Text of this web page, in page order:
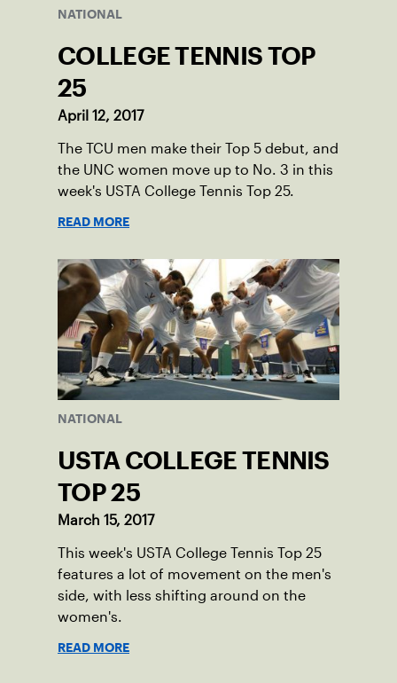
NATIONAL
COLLEGE TENNIS TOP
25
April 12, 2017
The TCU men make their Top 5 debut, and
the UNC women move up to No. 3 in this
week's USTA College Tennis Top 25.
READ MORE
NATIONAL
USTA COLLEGE TENNIS
TOP 25
March 15, 2017
This week's USTA College Tennis Top 25
features a lot of movement on the men's
side, with less shifting around on the
women's.
READ MORE